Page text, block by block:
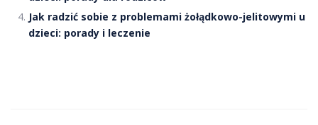
Jak radzić sobie z problemami żołądkowo-jelitowymi u
dzieci: porady i leczenie